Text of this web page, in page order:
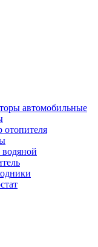
автомобильные
отопителя